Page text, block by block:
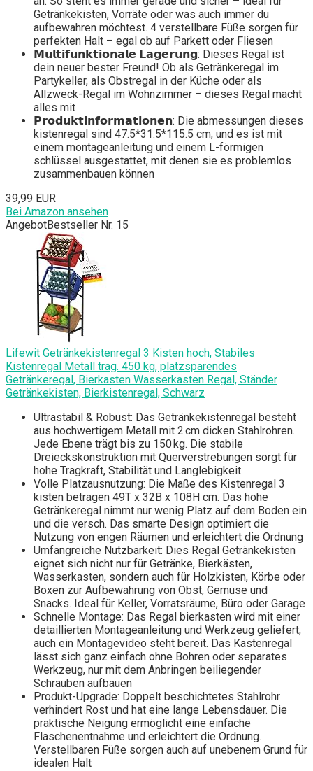
Getränkekisten, Vorräte oder was auch immer du
aufbewahren möchtest. 4 verstellbare Füße sorgen für
perfekten Halt – egal ob auf Parkett oder Fliesen
𝗠𝘂𝗹𝘁𝗶𝗳𝘂𝗻𝗸𝘁𝗶𝗼𝗻𝗮𝗹𝗲 𝗟𝗮𝗴𝗲𝗿𝘂𝗻𝗴: Dieses Regal ist
dein neuer bester Freund! Ob als Getränkeregal im
Partykeller, als Obstregal in der Küche oder als
Allzweck-Regal im Wohnzimmer – dieses Regal macht
alles mit
𝗣𝗿𝗼𝗱𝘂𝗸𝘁𝗶𝗻𝗳𝗼𝗿𝗺𝗮𝘁𝗶𝗼𝗻𝗲𝗻: Die abmessungen dieses
kistenregal sind 47.5*31.5*115.5 cm, und es ist mit
einem montageanleitung und einem L-förmigen
schlüssel ausgestattet, mit denen sie es problemlos
zusammenbauen können
39,99 EUR
Bei Amazon ansehen
AngebotBestseller Nr. 15
Lifewit Getränkekistenregal 3 Kisten hoch, Stabiles
Kistenregal Metall trag. 450 kg, platzsparendes
Getränkeregal, Bierkasten Wasserkasten Regal, Ständer
Getränkekisten, Bierkistenregal, Schwarz
Ultrastabil & Robust: Das Getränkekistenregal besteht
aus hochwertigem Metall mit 2 cm dicken Stahlrohren.
Jede Ebene trägt bis zu 150 kg. Die stabile
Dreieckskonstruktion mit Querverstrebungen sorgt für
hohe Tragkraft, Stabilität und Langlebigkeit
Volle Platzausnutzung: Die Maße des Kistenregal 3
kisten betragen 49T x 32B x 108H cm. Das hohe
Getränkeregal nimmt nur wenig Platz auf dem Boden ein
und die versch. Das smarte Design optimiert die
Nutzung von engen Räumen und erleichtert die Ordnung
Umfangreiche Nutzbarkeit: Dies Regal Getränkekisten
eignet sich nicht nur für Getränke, Bierkästen,
Wasserkasten, sondern auch für Holzkisten, Körbe oder
Boxen zur Aufbewahrung von Obst, Gemüse und
Snacks. Ideal für Keller, Vorratsräume, Büro oder Garage
Schnelle Montage: Das Regal bierkasten wird mit einer
detaillierten Montageanleitung und Werkzeug geliefert,
auch ein Montagevideo steht bereit. Das Kastenregal
lässt sich ganz einfach ohne Bohren oder separates
Werkzeug, nur mit dem Anbringen beiliegender
Schrauben aufbauen
Produkt-Upgrade: Doppelt beschichtetes Stahlrohr
verhindert Rost und hat eine lange Lebensdauer. Die
praktische Neigung ermöglicht eine einfache
Flaschenentnahme und erleichtert die Ordnung.
Verstellbaren Füße sorgen auch auf unebenem Grund für
idealen Halt